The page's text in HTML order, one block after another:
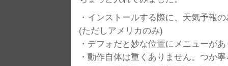
・インストールする際に、天気予報
(ただしアメリカのみ)
・デフォだと妙な位置にメニューが
・動作自体は重くありません。つか